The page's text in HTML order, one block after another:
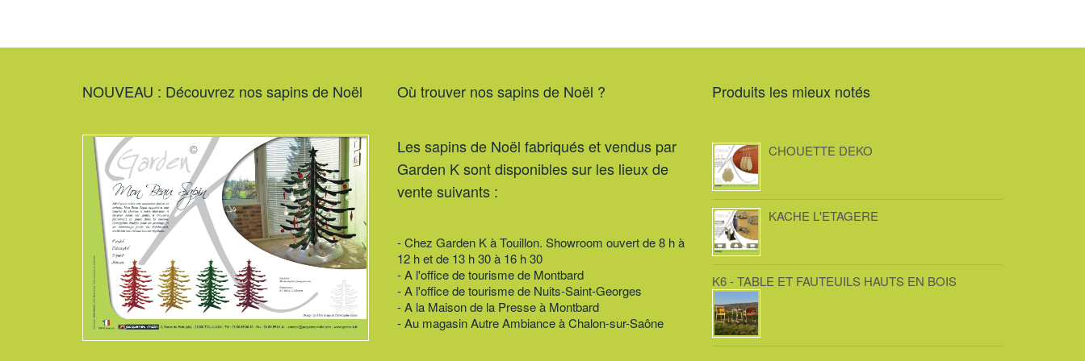
NOUVEAU : Découvrez nos sapins de Noël Où trouver nos sapins de Noël ?
Les sapins de Noël fabriqués et vendus par
Garden K sont disponibles sur les lieux de
vente suivants :
- Chez Garden K à Touillon. Showroom ouvert de 8 h à
12 h et de 13 h 30 à 16 h 30
- A l'office de tourisme de Montbard
- A l'office de tourisme de Nuits-Saint-Georges
- A la Maison de la Presse à Montbard
- Au magasin Autre Ambiance à Chalon-sur-Saône
Produits les mieux notés
CHOUETTE DEKO
KACHE L'ETAGERE
K6 - TABLE ET FAUTEUILS HAUTS EN BOIS